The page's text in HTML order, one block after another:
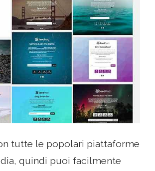
tutte le popolari piattaforme
quindi puoi facilmente